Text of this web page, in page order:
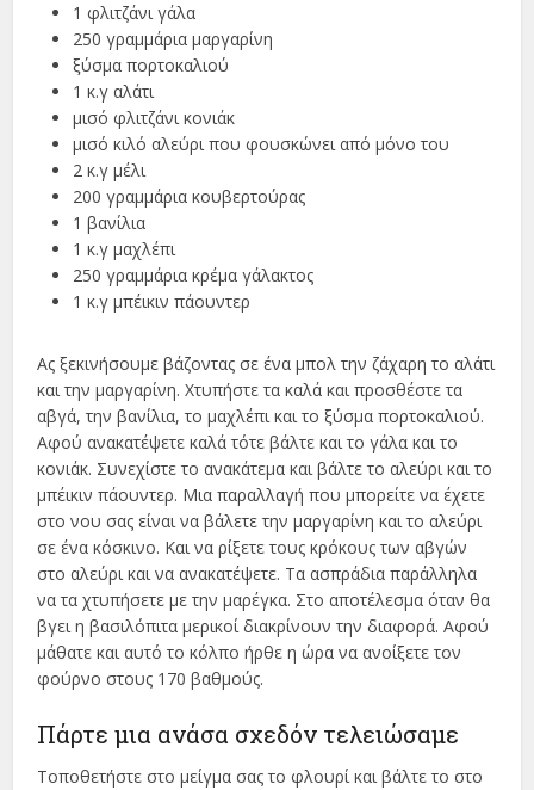
1 φλιτζάνι γάλα
250 γραμμάρια μαργαρίνη
ξύσμα πορτοκαλιού
1 κ.γ αλάτι
μισό φλιτζάνι κονιάκ
μισό κιλό αλεύρι που φουσκώνει από μόνο του
2 κ.γ μέλι
200 γραμμάρια κουβερτούρας
1 βανίλια
1 κ.γ μαχλέπι
250 γραμμάρια κρέμα γάλακτος
1 κ.γ μπέικιν πάουντερ
Ας ξεκινήσουμε βάζοντας σε ένα μπολ την ζάχαρη το αλάτι
και την μαργαρίνη. Χτυπήστε τα καλά και προσθέστε τα
αβγά, την βανίλια, το μαχλέπι και το ξύσμα πορτοκαλιού.
Αφού ανακατέψετε καλά τότε βάλτε και το γάλα και το
κονιάκ. Συνεχίστε το ανακάτεμα και βάλτε το αλεύρι και το
μπέικιν πάουντερ. Μια παραλλαγή που μπορείτε να έχετε
στο νου σας είναι να βάλετε την μαργαρίνη και το αλεύρι
σε ένα κόσκινο. Και να ρίξετε τους κρόκους των αβγών
στο αλεύρι και να ανακατέψετε. Τα ασπράδια παράλληλα
να τα χτυπήσετε με την μαρέγκα. Στο αποτέλεσμα όταν θα
βγει η βασιλόπιτα μερικοί διακρίνουν την διαφορά. Αφού
μάθατε και αυτό το κόλπο ήρθε η ώρα να ανοίξετε τον
φούρνο στους 170 βαθμούς.
Πάρτε μια ανάσα σχεδόν τελειώσαμε
Τοποθετήστε στο μείγμα σας το φλουρί και βάλτε το στο